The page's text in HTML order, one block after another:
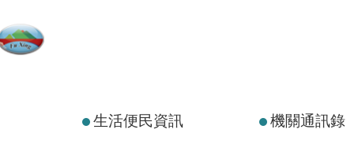
生活便民資訊 機關通訊錄